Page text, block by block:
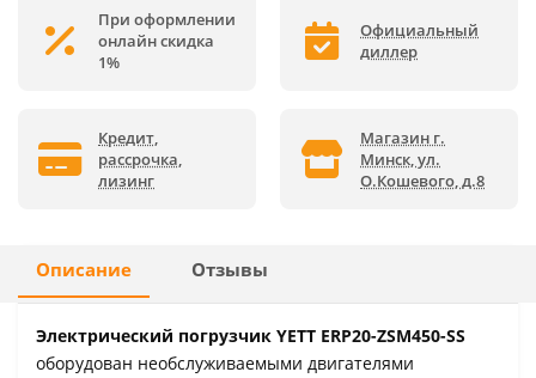
При оформлении
онлайн скидка
1%
Официальный
диллер
Кредит,
рассрочка,
лизинг
Магазин г.
Минск, ул.
О.Кошевого, д.8
Описание Отзывы
Электрический погрузчик YETT ERP20-ZSM450-SS
оборудован необслуживаемыми двигателями